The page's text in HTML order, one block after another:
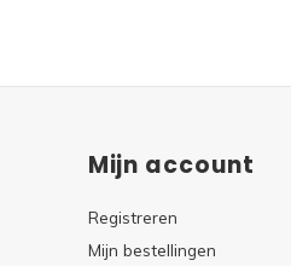
Mijn account
Registreren
Mijn bestellingen